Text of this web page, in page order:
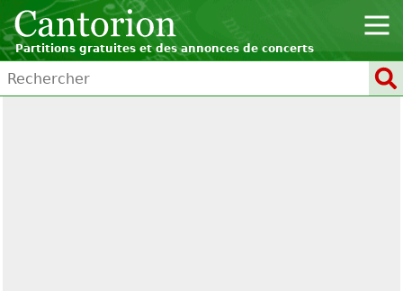
Partitions gratuites et des annonces de concerts